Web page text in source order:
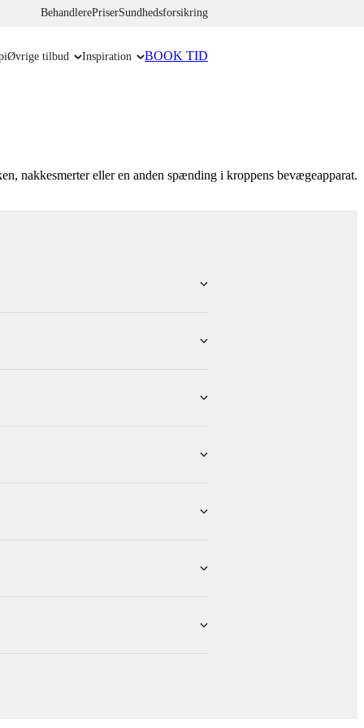
BehandlerePriserSundhedsforsikring
Øvrige tilbud Inspiration BOOK TID
nakkesmerter eller en anden spænding i kroppens bevægeapparat.